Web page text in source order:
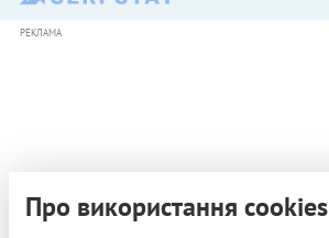
РЕКЛАМА
Про використання cookies